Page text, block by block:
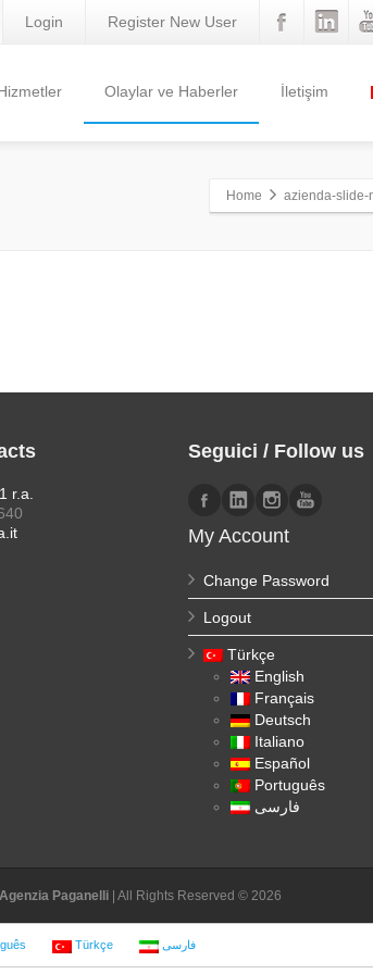
Login Register New User
Olaylar ve Haberler İletişim
Home azienda-slide-
r.a.
Seguici / Follow us
My Account
Change Password
Logout
Türkçe
English
Français
Deutsch
Italiano
Español
Português
فارسی
Agenzia Paganelli| All Rights Reserved © 2026
Türkçe فارسی